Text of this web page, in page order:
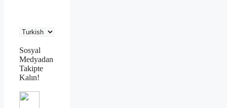
Sosyal
Medyadan
Takipte
Kalın!